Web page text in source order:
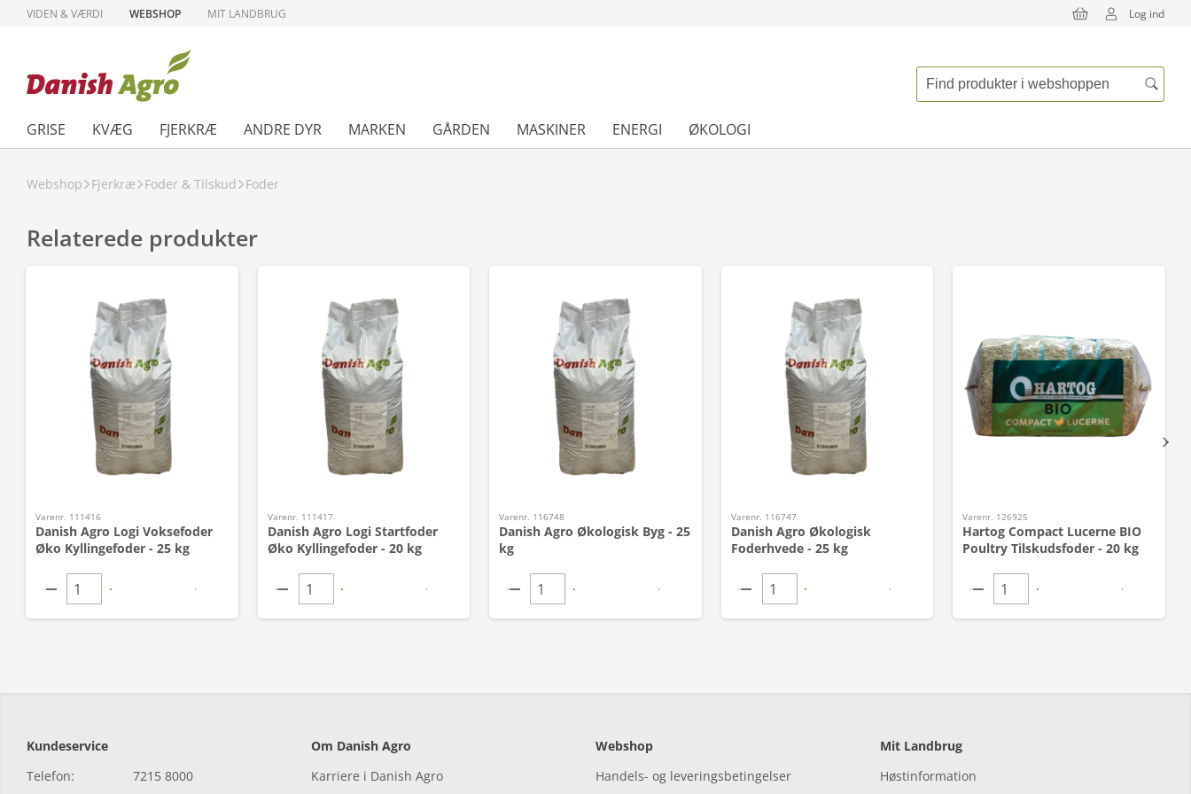
VIDEN & VÆRDI WEBSHOP MIT LANDBRUG Log ind
GRISE KVÆG FJERKRÆ ANDRE DYR MARKEN GÅRDEN MASKINER ENERGI ØKOLOGI
Webshop Fjerkræ Foder & Tilskud Foder
Relaterede produkter
Varenr. 111416
Danish Agro Logi Voksefoder
Øko Kyllingefoder - 25 kg
Varenr. 111417
Danish Agro Logi Startfoder
Øko Kyllingefoder - 20 kg
Varenr. 116748
Danish Agro Økologisk Byg - 25
kg
Varenr. 116747
Danish Agro Økologisk
Foderhvede - 25 kg
Varenr. 126925
Hartog Compact Lucerne BIO
Poultry Tilskudsfoder - 20 kg
Kundeservice
Telefon:
7215 8000
Om Danish Agro
Karriere i Danish Agro
Webshop
Handels- og leveringsbetingelser
Mit Landbrug
Høstinformation